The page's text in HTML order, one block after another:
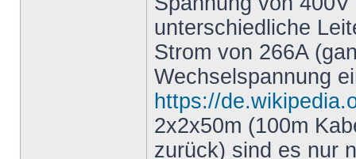
unterschiedliche
Strom von 266A
Wechselspannung
https://
2x2x50m (100m
zurück) sind es nur